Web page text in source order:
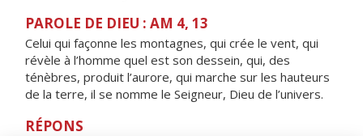
PAROLE DE DIEU : AM 4, 13
Celui qui façonne les montagnes, qui crée le vent, qui
révèle à l’homme quel est son dessein, qui, des
ténèbres, produit l’aurore, qui marche sur les hauteurs
de la terre, il se nomme le Seigneur, Dieu de l’univers.
RÉPONS